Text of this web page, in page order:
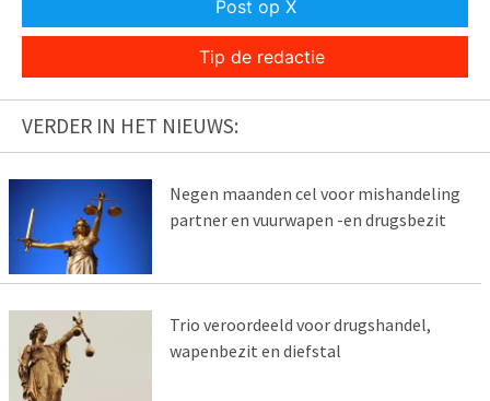
Post op X
Tip de redactie
VERDER IN HET NIEUWS:
Negen maanden cel voor mishandeling
partner en vuurwapen -en drugsbezit
Trio veroordeeld voor drugshandel,
wapenbezit en diefstal